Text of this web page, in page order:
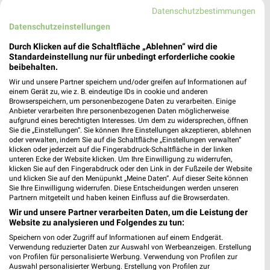
Gültig bis Sa. 08.08.
REWE
0,4 km
Angebote ab 03.08.
Gültig bis Sa. 08.08.
38,1 km
Gültig bis So. 16.08.
XXXLutz XXXLutz
Datenschutzbestimmungen
Datenschutzeinstellungen
Durch Klicken auf die Schaltfläche „Ablehnen“ wird die
Standardeinstellung nur für unbedingt erforderliche cookie
beibehalten.
Wir und unsere Partner speichern und/oder greifen auf Informationen auf
einem Gerät zu, wie z. B. eindeutige IDs in cookie und anderen
Browserspeichern, um personenbezogene Daten zu verarbeiten. Einige
Anbieter verarbeiten Ihre personenbezogenen Daten möglicherweise
aufgrund eines berechtigten Interesses. Um dem zu widersprechen, öffnen
Sie die „Einstellungen“. Sie können Ihre Einstellungen akzeptieren, ablehnen
oder verwalten, indem Sie auf die Schaltfläche „Einstellungen verwalten“
klicken oder jederzeit auf die Fingerabdruck-Schaltfläche in der linken
unteren Ecke der Website klicken. Um Ihre Einwilligung zu widerrufen,
klicken Sie auf den Fingerabdruck oder den Link in der Fußzeile der Website
und klicken Sie auf den Menüpunkt „Meine Daten“. Auf dieser Seite können
Sie Ihre Einwilligung widerrufen. Diese Entscheidungen werden unseren
Partnern mitgeteilt und haben keinen Einfluss auf die Browserdaten.
Wir und unsere Partner verarbeiten Daten, um die Leistung der
Website zu analysieren und Folgendes zu tun:
Speichern von oder Zugriff auf Informationen auf einem Endgerät.
Verwendung reduzierter Daten zur Auswahl von Werbeanzeigen. Erstellung
von Profilen für personalisierte Werbung. Verwendung von Profilen zur
Auswahl personalisierter Werbung. Erstellung von Profilen zur